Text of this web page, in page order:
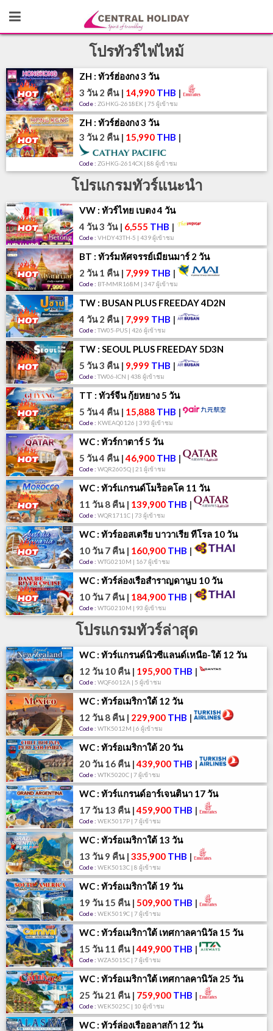
โปรทัวร์ไฟไหม้
ZH : ทัวร์ฮ่องกง 3 วัน
3 วัน 2 คืน| 14,990 THB |
Code : ZGHKG-2618EK | 75 ผู้เข้าชม
ZH : ทัวร์ฮ่องกง 3 วัน
3 วัน 2 คืน| 15,990 THB |
Code : ZGHKG-2614CX | 88 ผู้เข้าชม
โปรแกรมทัวร์แนะนำ
VW : ทัวร์ไทย เบตง 4 วัน
4 วัน 3 วัน| 6,555 THB |
Code : VHDY43TH-5 | 439 ผู้เข้าชม
BT : ทัวร์มหัศจรรย์เมียนมาร์ 2 วัน
2 วัน 1 คืน| 7,999 THB |
Code : BT-MMR168M | 347 ผู้เข้าชม
TW : BUSAN PLUS FREEDAY 4D2N
4 วัน 2 คืน| 7,999 THB |
Code : TW05-PUS | 426 ผู้เข้าชม
TW : SEOUL PLUS FREEDAY 5D3N
5 วัน 3 คืน| 9,999 THB |
Code : TW06-ICN | 438 ผู้เข้าชม
TT : ทัวร์จีน กุ้ยหยาง 5 วัน
5 วัน 4 คืน| 15,888 THB |
Code : KWEAQ0126 | 393 ผู้เข้าชม
WC : ทัวร์กาตาร์ 5 วัน
5 วัน 4 คืน|46,900 THB |
Code : WQR2605Q | 21 ผู้เข้าชม
WC : ทัวร์แกรนด์โมร็อคโค 11 วัน
11 วัน 8 คืน| 139,900 THB |
Code : WQR1711C | 73 ผู้เข้าชม
WC : ทัวร์ออสเตรีย บาวาเรีย ทีโรล 10 วัน
10 วัน 7 คืน| 160,900 THB |
Code : WTG0210M | 167 ผู้เข้าชม
WC : ทัวร์ล่องเรือสำราญดานูบ 10 วัน
10 วัน 7 คืน| 184,900 THB |
Code : WTG0210M | 93 ผู้เข้าชม
โปรแกรมทัวร์ล่าสุด
WC : ทัวร์แกรนด์นิวซีแลนด์เหนือ-ใต้ 12 วัน
12 วัน 10 คืน| 195,900 THB |
Code : WQF6012A | 5 ผู้เข้าชม
WC : ทัวร์อเมริกาใต้ 12 วัน
12 วัน 8 คืน| 229,900 THB |
Code : WTK5012M | 6 ผู้เข้าชม
WC : ทัวร์อเมริกาใต้ 20 วัน
20 วัน 16 คืน|439,900 THB |
Code : WTK5020C | 7 ผู้เข้าชม
WC : ทัวร์แกรนด์อาร์เจนตินา 17 วัน
17 วัน 13 คืน|459,900 THB |
Code : WEK5017P | 7 ผู้เข้าชม
WC : ทัวร์อเมริกาใต้ 13 วัน
13 วัน 9 คืน| 335,900 THB |
Code : WEK5013C | 8 ผู้เข้าชม
WC : ทัวร์อเมริกาใต้ 19 วัน
19 วัน 15 คืน| 509,900 THB |
Code : WEK5019C | 7 ผู้เข้าชม
WC : ทัวร์อเมริกาใต้ เทศกาลคานิวัล 15 วัน
15 วัน 11 คืน|449,900 THB |
Code : WZA5015C | 7 ผู้เข้าชม
WC : ทัวร์อเมริกาใต้ เทศกาลคานิวัล 25 วัน
25 วัน 21 คืน| 759,900 THB |
Code : WEK5025C | 10 ผู้เข้าชม
WC : ทัวร์ล่องเรืออลาสก้า 12 วัน